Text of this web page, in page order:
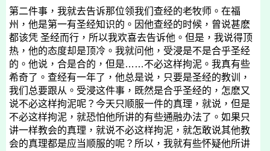
第二件事，我就去告诉那位领我们查经的老牧师。在福
州，他是第一有圣经知识的。因他查经的时候，曾说甚麽
都该凭 圣经而行，所以我欢喜去告诉他。但是，我说得顶
热，他的态度却是顶冷。我就问他，受浸是不是合乎圣经
的。他说，合是合的，但是……不必这样拘泥。我真有些
希奇了。查经有一年了，他总是说，只要是圣经的教训，
我们总要跟从。受浸这件事，既然是合乎圣经的，怎麽又
说不必这样拘泥呢？今天只顺服一件的真理，就说，但是
不必这样拘泥，就恐怕他所讲的有些通融办法了。如果只
讲一样教会的真理，就说不必这样拘泥，就怎敢说其他教
会的真理都是应当顺服的呢？所以，我就有些怀疑他所讲